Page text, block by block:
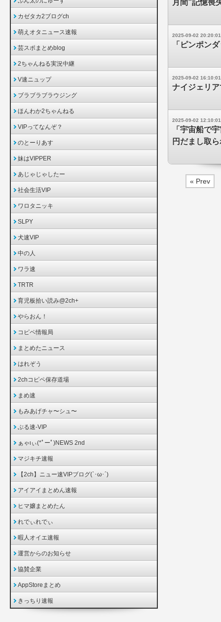
月間”記憶喪
2025-09-02 20:20:01
「ピンポン
2025-09-02 16:10:01
ナイジェリ
2025-09-02 12:10:01
「宇宙船で
円だまし取
« Prev
カゼタカ2ブログch
萌えオタニュース速報
芸スポまとめblog
2ちゃんねる実況中継
V速ニュップ
ブラブラブラウジング
ほんわか2ちゃんねる
VIPってなんぞ？
のとーりあす
妹はVIPPER
あじゃじゃしたー
社会生活VIP
ワロタニッキ
SLPY
犬速VIP
中の人
ワラ速
TRTR
育児板拾い読み@2ch+
やらおん！
コピペ情報局
まとめたニュース
はれぞう
2chコピペ保存道場
まめ速
もみあげチャ〜シュ〜
ぶる速-VIP
ぁゃιぃ(*ﾟーﾟ)NEWS 2nd
マジキチ速報
【2ch】ニュー速VIPブログ(`･ω･´)
アイアイまとめん速報
ヒマ嬢まとめたん
れでぃれでぃ
暇人オイエ速報
運営からのお知らせ
協賛企業
AppStoreまとめ
きっちり速報